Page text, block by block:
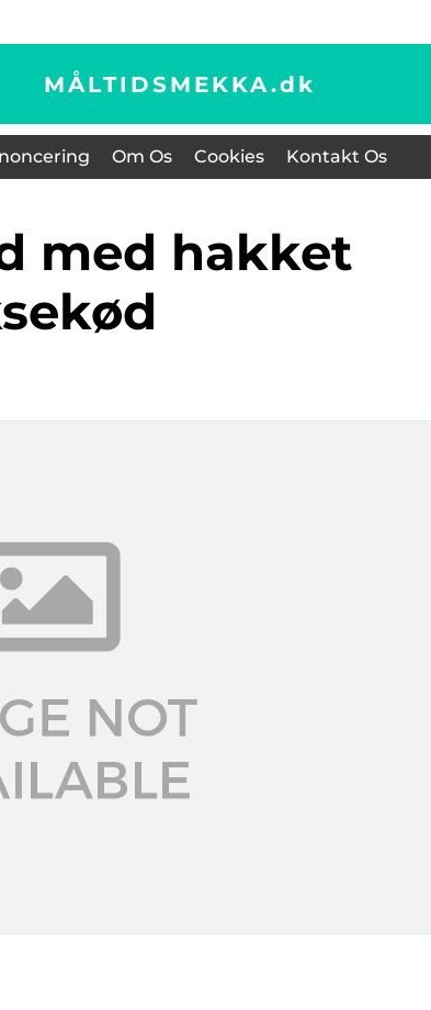
MÅLTIDSMEKKA.dk
Om Os Cookies Kontakt Os